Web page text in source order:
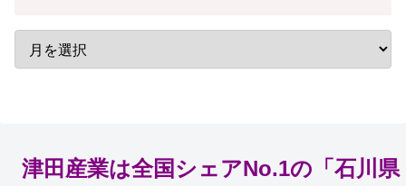
津田産業は全国シェアNo.1の「石川県